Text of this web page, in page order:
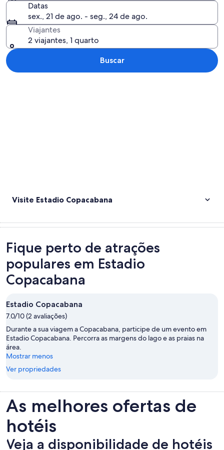
Datas
sex., 21 de ago. - seg., 24 de ago.
Viajantes
2 viajantes, 1 quarto
Buscar
Visite Estadio Copacabana
Fique perto de atrações
populares em Estadio
Copacabana
Estadio Copacabana
7.0/10 (2 avaliações)
Durante a sua viagem a Copacabana, participe de um evento em
Estadio Copacabana. Percorra as margens do lago e as praias na
área.
Mostrar menos
Ver propriedades
As melhores ofertas de
hotéis
Veja a disponibilidade de hotéis